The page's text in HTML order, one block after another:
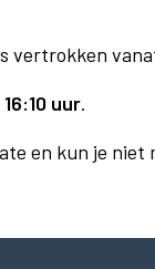
vertrokken
16:10 uur.
en kun je niet